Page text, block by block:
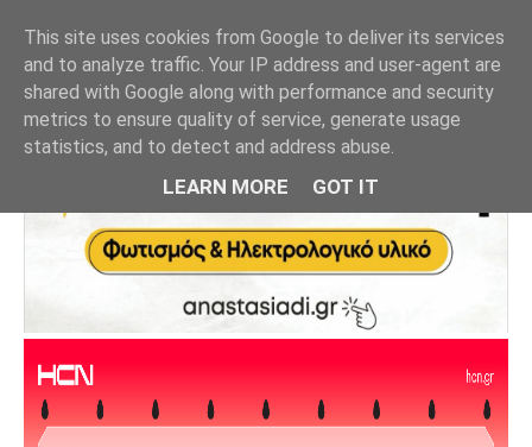
This site uses cookies from Google to deliver its services
and to analyze traffic. Your IP address and user-agent are
shared with Google along with performance and security
metrics to ensure quality of service, generate usage
statistics, and to detect and address abuse.
LEARN MORE GOT IT